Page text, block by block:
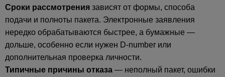
Сроки рассмотрения зависят от формы, способа
подачи и полноты пакета. Электронные заявления
нередко обрабатываются быстрее, а бумажные —
дольше, особенно если нужен D-number или
дополнительная проверка личности.
Типичные причины отказа — неполный пакет, ошибки